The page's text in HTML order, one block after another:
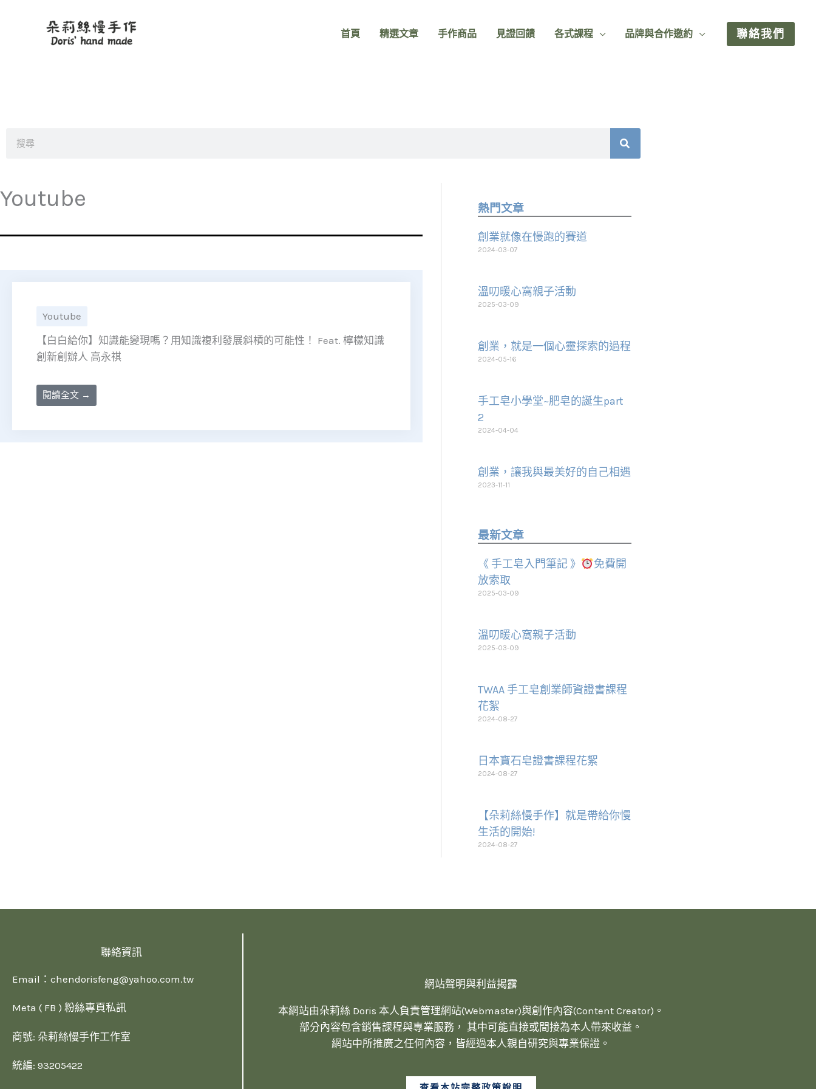
首頁 精選文章 手作商品 見證回饋 各式課程 品牌與合作邀約 聯絡我們
Youtube
Youtube
【白白給你】知識能變現嗎？用知識複利發展斜槓的可能性！ Feat. 檸檬知識
創新創辦人 高永祺
閱讀全文 →
熱門文章
創業就像在慢跑的賽道
2024-03-07
溫叨暖心窩親子活動
2025-03-09
創業，就是一個心靈探索的過程
2024-05-16
手工皂小學堂~肥皂的誕生part
2
2024-04-04
創業，讓我與最美好的自己相遇
2023-11-11
最新文章
《 手工皂入門筆記 》
免費開
放索取
2025-03-09
溫叨暖心窩親子活動
2025-03-09
TWAA 手工皂創業師資證書課程
花絮
2024-08-27
日本寶石皂證書課程花絮
2024-08-27
【朵莉絲慢手作】就是帶給你慢
生活的開始!
2024-08-27
聯絡資訊
Email： chendorisfeng@yahoo.com.tw
Meta ( FB ) 粉絲專頁私訊
商號: 朵莉絲慢手作工作室
統編: 93205422
網站聲明與利益揭露
本網站由朵莉絲 Doris 本人負責管理網站(Webmaster)與創作內容(Content Creator)。
部分內容包含銷售課程與專業服務， 其中可能直接或間接為本人帶來收益。
網站中所推廣之任何內容，皆經過本人親自研究與專業保證。